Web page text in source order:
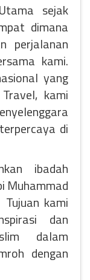
sejak
dimana
perjalanan
kami.
yang
kami
di
ibadah
Muhammad
kami
dan
dalam
dengan